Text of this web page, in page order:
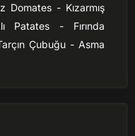
Domates - Kızarmış
Patates - Fırında
Çubuğu - Asma